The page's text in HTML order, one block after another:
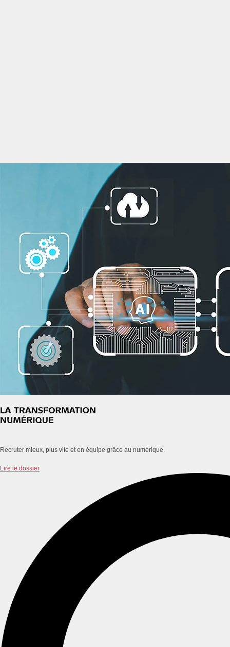
Recruter mieux, plus vite et en équipe grâce au numérique.
Lire le dossier